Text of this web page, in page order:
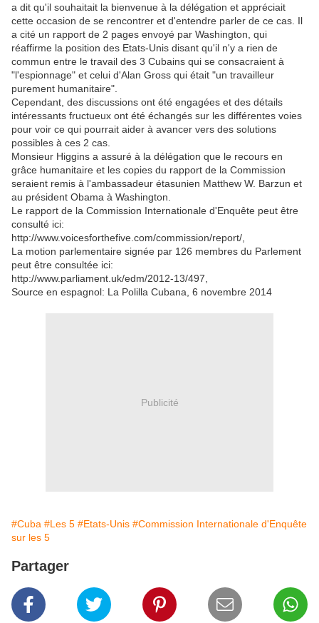
a dit qu'il souhaitait la bienvenue à la délégation et appréciait
cette occasion de se rencontrer et d'entendre parler de ce cas. Il
a cité un rapport de 2 pages envoyé par Washington, qui
réaffirme la position des Etats-Unis disant qu'il n'y a rien de
commun entre le travail des 3 Cubains qui se consacraient à
"l'espionnage" et celui d'Alan Gross qui était "un travailleur
purement humanitaire".
Cependant, des discussions ont été engagées et des détails
intéressants fructueux ont été échangés sur les différentes voies
pour voir ce qui pourrait aider à avancer vers des solutions
possibles à ces 2 cas.
Monsieur Higgins a assuré à la délégation que le recours en
grâce humanitaire et les copies du rapport de la Commission
seraient remis à l'ambassadeur étasunien Matthew W. Barzun et
au président Obama à Washington.
Le rapport de la Commission Internationale d'Enquête peut être
consulté ici:
http://www.voicesforthefive.com/commission/report/,
La motion parlementaire signée par 126 membres du Parlement
peut être consultée ici:
http://www.parliament.uk/edm/2012-13/497,
Source en espagnol: La Polilla Cubana, 6 novembre 2014
Publicité
#Cuba #Les 5 #Etats-Unis #Commission Internationale d'Enquête
sur les 5
Partager